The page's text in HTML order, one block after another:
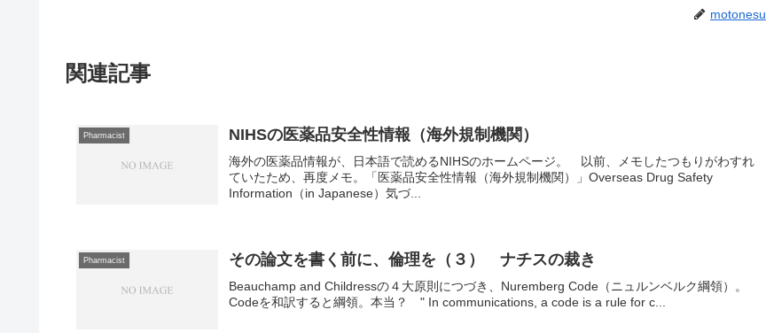
motonesu
関連記事
Pharmacist NIHSの医薬品安全性情報（海外規制機関）
海外の医薬品情報が、日本語で読めるNIHSのホームページ。 以前、メモしたつもりがわすれ
ていたため、再度メモ。「医薬品安全性情報（海外規制機関）」Overseas Drug Safety
Information（in Japanese）気づ...
Pharmacist その論文を書く前に、倫理を（３） ナチスの裁き
Beauchamp and Childressの４大原則につづき、Nuremberg Code（ニュルンベルク綱領）。
Codeを和訳すると綱領。本当？ " In communications, a code is a rule for c...